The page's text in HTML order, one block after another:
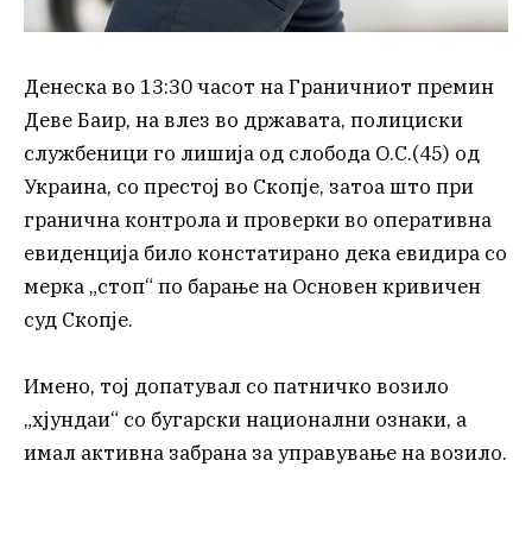
Денеска во 13:30 часот на Граничниот премин
Деве Баир, на влез во државата, полициски
службеници го лишија од слобода О.С.(45) од
Украина, со престој во Скопје, затоа што при
гранична контрола и проверки во оперативна
евиденција било констатирано дека евидира со
мерка „стоп“ по барање на Основен кривичен
суд Скопје.
Имено, тој допатувал со патничко возило
„хјундаи“ со бугарски национални ознаки, а
имал активна забрана за управување на возило.